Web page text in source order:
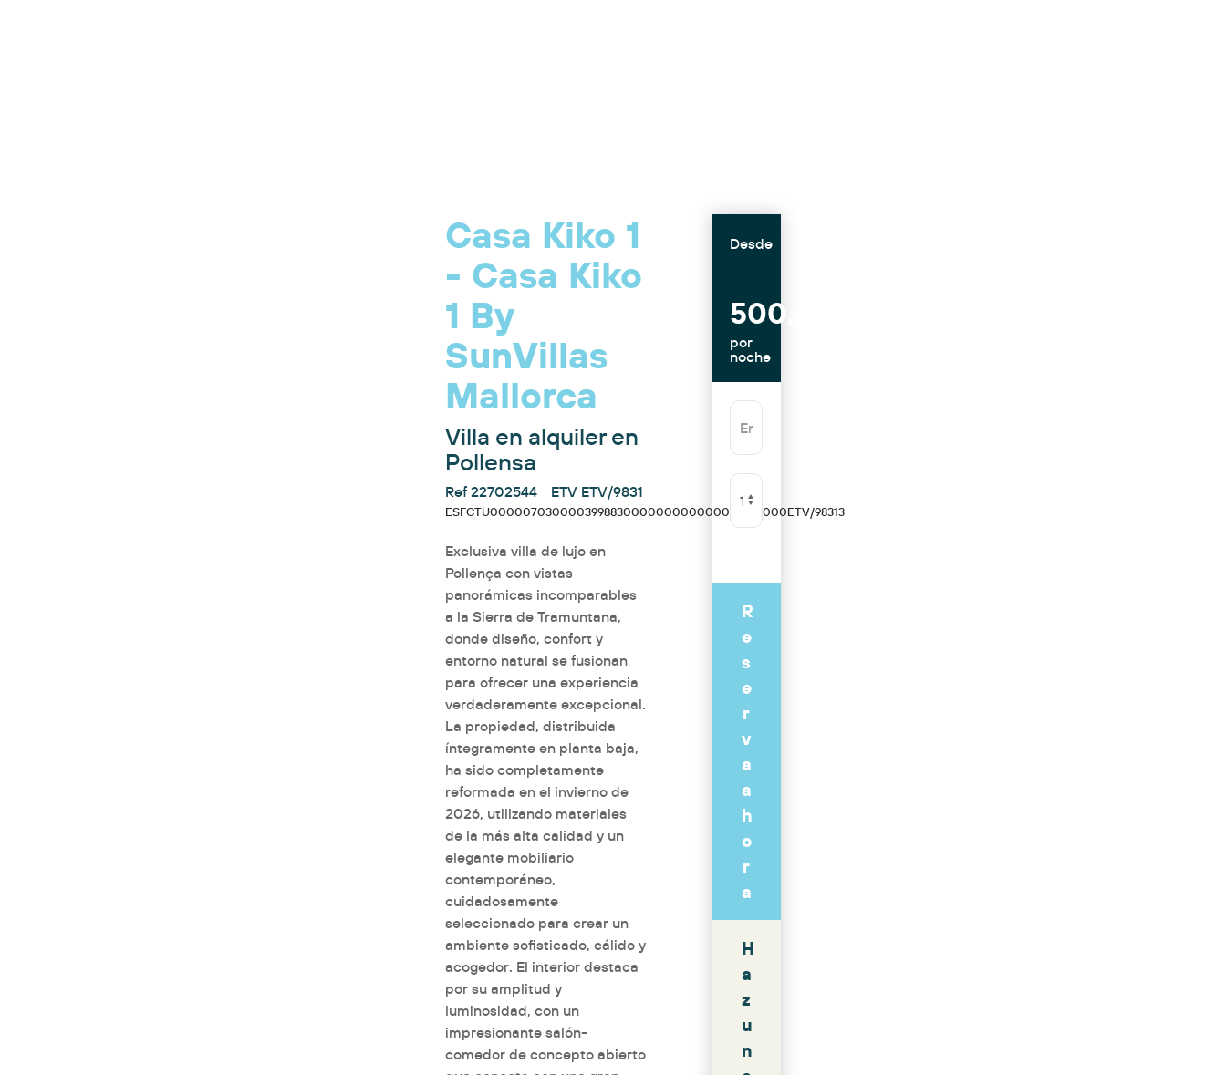
Casa Kiko 1
- Casa Kiko
1 By
SunVillas
Mallorca
Villa en alquiler en
Pollensa
Ref 22702544 ETV ETV/9831
ESFCTU00000703000039988300000000000000000000ETV/98313
Exclusiva villa de lujo en
Pollença con vistas
panorámicas incomparables
a la Sierra de Tramuntana,
donde diseño, confort y
entorno natural se fusionan
para ofrecer una experiencia
verdaderamente excepcional.
La propiedad, distribuida
íntegramente en planta baja,
ha sido completamente
reformada en el invierno de
2026, utilizando materiales
de la más alta calidad y un
elegante mobiliario
contemporáneo,
cuidadosamente
seleccionado para crear un
ambiente sofisticado, cálido y
acogedor. El interior destaca
por su amplitud y
luminosidad, con un
impresionante salón-
comedor de concepto abierto
Desde
500,00€
por
noche
R
e
s
e
r
v
a
a
h
o
r
a
H
a
z
u
n